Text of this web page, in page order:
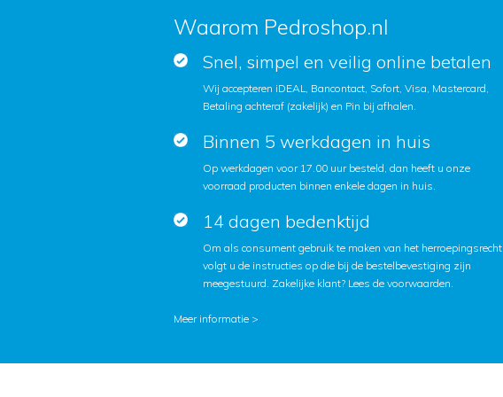
Waarom Pedroshop.nl
Snel, simpel en veilig online betalen
Wij accepteren iDEAL, Bancontact, Sofort, Visa, Mastercard,
Betaling achteraf (zakelijk) en Pin bij afhalen.
Binnen 5 werkdagen in huis
Op werkdagen voor 17.00 uur besteld, dan heeft u onze
voorraad producten binnen enkele dagen in huis.
14 dagen bedenktijd
Om als consument gebruik te maken van het herroepingsrecht
volgt u de instructies op die bij de bestelbevestiging zijn
meegestuurd. Zakelijke klant? Lees de voorwaarden.
Meer informatie >